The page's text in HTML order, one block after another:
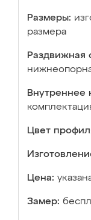
Размеры:
размера
Раздвижная
Внутреннее
Цвет
Цена:
Замер: